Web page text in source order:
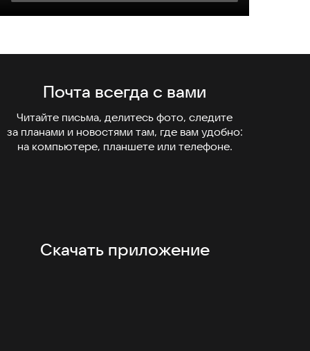
Читайте письма, делитесь фото, следите
за планами и новостями там, где вам удобно:
на компьютере, планшете или телефоне.
Скачать приложение
Почта всегда с вами